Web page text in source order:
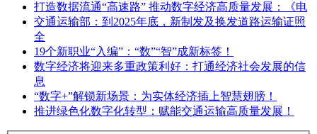
打造数据流通“高速路” 推动数字经济高质量发展：《电
交通运输部：到2025年底，新制发及换发道路运输证照
全
19个新职业“入编”：“数”“智”成新标签！
数字经济将迎来多重政策利好：打通经济社会发展的信
息
“数字+”解锁新场景：为实体经济插上智慧翅膀！
推进绿色化数字化转型：赋能交通运输高质量发展！